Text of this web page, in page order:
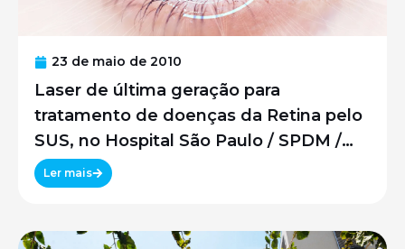
23 de maio de 2010
Laser de última geração para
tratamento de doenças da Retina pelo
SUS, no Hospital São Paulo / SPDM /
UNIFESP
Ler mais